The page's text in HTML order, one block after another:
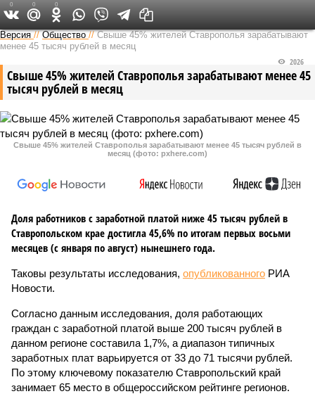
Версия на Кавказе
Версия //Общество //Свыше 45% жителей Ставрополья зарабатывают
менее 45 тысяч рублей в месяц
Свыше 45% жителей Ставрополья зарабатывают менее 45
тысяч рублей в месяц
2026
Свыше 45% жителей Ставрополья зарабатывают менее 45 тысяч рублей в
месяц (фото: pxhere.com)
Доля работников с заработной платой ниже 45 тысяч рублей в
Ставропольском крае достигла 45,6% по итогам первых восьми
месяцев (с января по август) нынешнего года.
Таковы результаты исследования, опубликованного РИА
Новости.
Согласно данным исследования, доля работающих
граждан с заработной платой выше 200 тысяч рублей в
данном регионе составила 1,7%, а диапазон типичных
заработных плат варьируется от 33 до 71 тысячи рублей.
По этому ключевому показателю Ставропольский край
занимает 65 место в общероссийском рейтинге регионов.
0 0 0